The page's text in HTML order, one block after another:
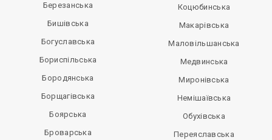
Березанська
Бишівська
Богуславська
Бориспільська
Бородянська
Борщагівська
Боярська
Броварська
Коцюбинська
Макарівська
Маловільшанська
Медвинська
Миронівська
Немішаївська
Обухівська
Переяславська